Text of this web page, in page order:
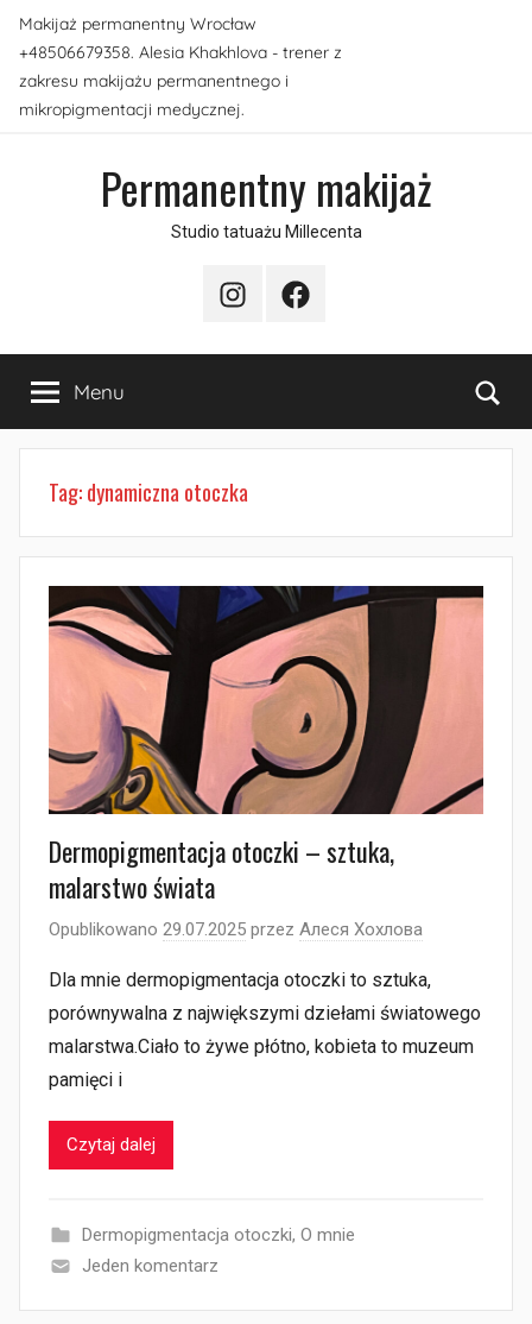
Przejdź
do
treści
Makijaż permanentny Wrocław
+48506679358. Alesia Khakhlova - trener z
zakresu makijażu permanentnego i
mikropigmentacji medycznej.
Permanentny makijaż
Studio tatuażu Millecenta
InstagramFacebook
Menu
Tag:dynamiczna otoczka
Dermopigmentacja otoczki – sztuka,
malarstwo świata
Opublikowano 29.07.2025 przez Алеся Хохлова
Dla mnie dermopigmentacja otoczki to sztuka,
porównywalna z największymi dziełami światowego
malarstwa.Ciało to żywe płótno, kobieta to muzeum
pamięci i
Czytaj dalej
Dermopigmentacja otoczki, O mnie
Jeden komentarz